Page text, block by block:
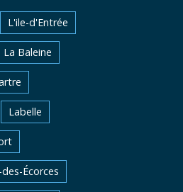
L'ile-d'Entrée
La Baleine
Labelle
Écorces